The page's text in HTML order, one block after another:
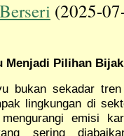
(2025-
Menjadi Pilihan
bukan sekadar
lingkungan di
emisi
sering